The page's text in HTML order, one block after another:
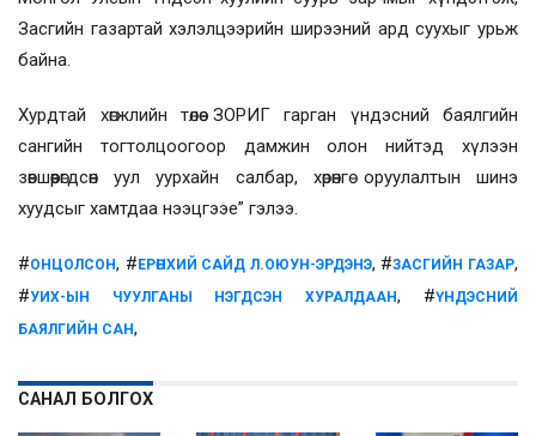
Засгийн газартай хэлэлцээрийн ширээний ард суухыг урьж
байна.
Хурдтай хөгжлийн төлөө ЗОРИГ гарган үндэсний баялгийн
сангийн тогтолцоогоор дамжин олон нийтэд хүлээн
зөвшөөрөгдсөн уул уурхайн салбар, хөрөнгө оруулалтын шинэ
хуудсыг хамтдаа нээцгээе” гэлээ.
#ОНЦОЛСОН, # ЕРӨНХИЙ САЙД Л.ОЮУН-ЭРДЭНЭ, #ЗАСГИЙН ГАЗАР,
#УИХ-ЫН ЧУУЛГАНЫ НЭГДСЭН ХУРАЛДААН, #ҮНДЭСНИЙ
БАЯЛГИЙН САН,
САНАЛ БОЛГОХ